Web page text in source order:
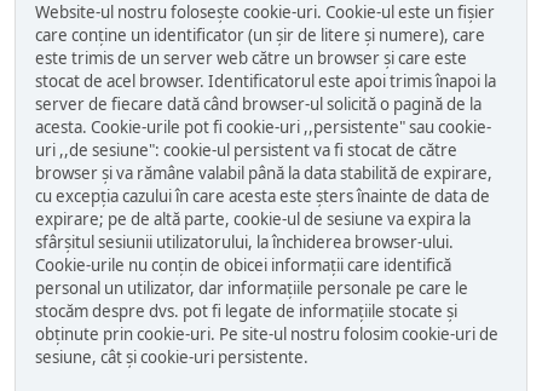
Website-ul nostru folosește cookie-uri. Cookie-ul este un fișier
care conține un identificator (un șir de litere și numere), care
este trimis de un server web către un browser și care este
stocat de acel browser. Identificatorul este apoi trimis înapoi la
server de fiecare dată când browser-ul solicită o pagină de la
acesta. Cookie-urile pot fi cookie-uri ,,persistente" sau cookie-
uri ,,de sesiune": cookie-ul persistent va fi stocat de către
browser și va rămâne valabil până la data stabilită de expirare,
cu excepția cazului în care acesta este șters înainte de data de
expirare; pe de altă parte, cookie-ul de sesiune va expira la
sfârșitul sesiunii utilizatorului, la închiderea browser-ului.
Cookie-urile nu conțin de obicei informații care identifică
personal un utilizator, dar informațiile personale pe care le
stocăm despre dvs. pot fi legate de informațiile stocate și
obținute prin cookie-uri. Pe site-ul nostru folosim cookie-uri de
sesiune, cât și cookie-uri persistente.